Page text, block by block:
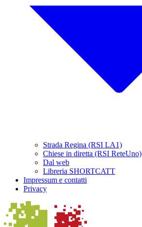
Strada Regina (RSI LA1)
Chiese in diretta (RSI ReteUno)
Dal web
Libreria SHORTCATT
Impressum e contatti
Privacy